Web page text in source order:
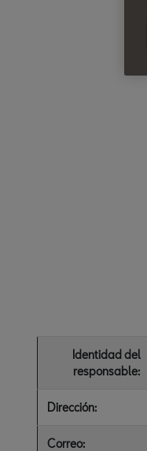
Identidad del
responsable:
Dirección:
Correo: